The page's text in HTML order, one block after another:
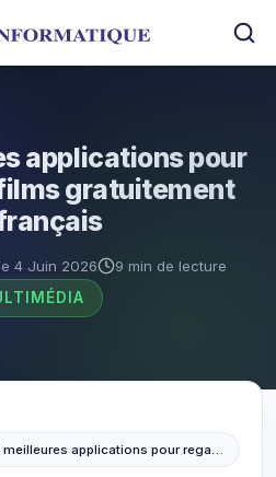
applications pour
gratuitement
4 Juin 2026
9 min de lecture
Les 6 meilleures applications pour regarder des films gratuitement en français